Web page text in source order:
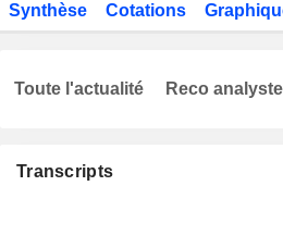
Synthèse Cotations
Transcripts
Toute l'actualité Reco